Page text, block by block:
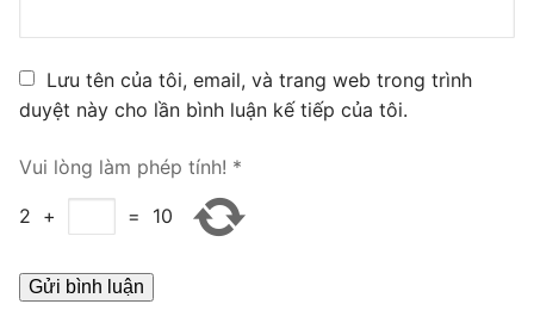
PRI VoIP Gateway TE200
LIÊN HỆ
TIN TỨC
HƯỚNG DẪN
Lưu tên của tôi, email, và trang web trong trình
duyệt này cho lần bình luận kế tiếp của tôi.
Vui lòng làm phép tính! *
2 + = 10